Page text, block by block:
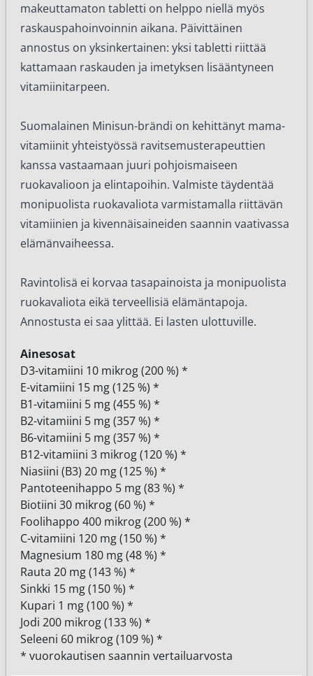
makeuttamaton tabletti on helppo niellä myös
raskauspahoinvoinnin aikana. Päivittäinen
annostus on yksinkertainen: yksi tabletti riittää
kattamaan raskauden ja imetyksen lisääntyneen
vitamiinitarpeen.
Suomalainen Minisun-brändi on kehittänyt mama-
vitamiinit yhteistyössä ravitsemusterapeuttien
kanssa vastaamaan juuri pohjoismaiseen
ruokavalioon ja elintapoihin. Valmiste täydentää
monipuolista ruokavaliota varmistamalla riittävän
vitamiinien ja kivennäisaineiden saannin vaativassa
elämänvaiheessa.
Ravintolisä ei korvaa tasapainoista ja monipuolista
ruokavaliota eikä terveellisiä elämäntapoja.
Annostusta ei saa ylittää. Ei lasten ulottuville.
Ainesosat
D3-vitamiini 10 mikrog (200 %) *
E-vitamiini 15 mg (125 %) *
B1-vitamiini 5 mg (455 %) *
B2-vitamiini 5 mg (357 %) *
B6-vitamiini 5 mg (357 %) *
B12-vitamiini 3 mikrog (120 %) *
Niasiini (B3) 20 mg (125 %) *
Pantoteenihappo 5 mg (83 %) *
Biotiini 30 mikrog (60 %) *
Foolihappo 400 mikrog (200 %) *
C-vitamiini 120 mg (150 %) *
Magnesium 180 mg (48 %) *
Rauta 20 mg (143 %) *
Sinkki 15 mg (150 %) *
Kupari 1 mg (100 %) *
Jodi 200 mikrog (133 %) *
Seleeni 60 mikrog (109 %) *
* vuorokautisen saannin vertailuarvosta